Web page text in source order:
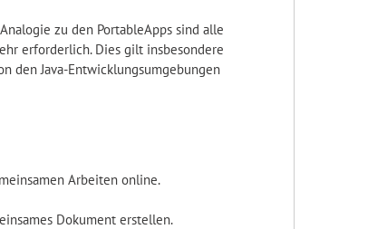
zu den PortableApps sind alle
erforderlich. Dies gilt insbesondere
den Java-Entwicklungsumgebungen
Arbeiten online.
Dokument erstellen.